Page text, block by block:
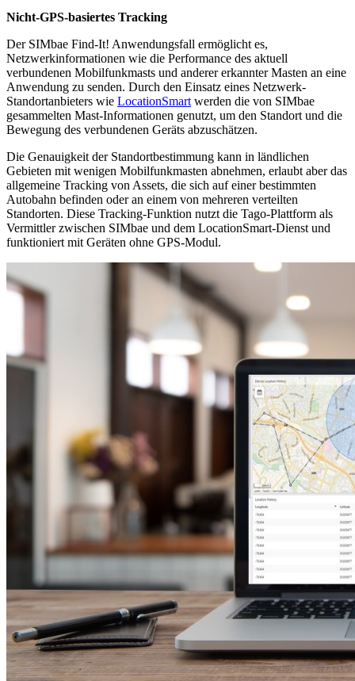
Nicht-GPS-basiertes Tracking
Der SIMbae Find-It! Anwendungsfall ermöglicht es,
Netzwerkinformationen wie die Performance des aktuell
verbundenen Mobilfunkmasts und anderer erkannter Masten an eine
Anwendung zu senden. Durch den Einsatz eines Netzwerk-
Standortanbieters wie LocationSmartwerden die von SIMbae
gesammelten Mast-Informationen genutzt, um den Standort und die
Bewegung des verbundenen Geräts abzuschätzen.
Die Genauigkeit der Standortbestimmung kann in ländlichen
Gebieten mit wenigen Mobilfunkmasten abnehmen, erlaubt aber das
allgemeine Tracking von Assets, die sich auf einer bestimmten
Autobahn befinden oder an einem von mehreren verteilten
Standorten. Diese Tracking-Funktion nutzt die Tago-Plattform als
Vermittler zwischen SIMbae und dem LocationSmart-Dienst und
funktioniert mit Geräten ohne GPS-Modul.